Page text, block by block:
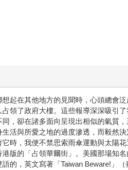
起在其他地方的見聞時，心頭總會
領了政府大樓。這些報導深深吸引
，卻在諸多面向呈現出相似的氣質
活與所愛之地的過度滲透，而毅然
時，我便不禁思索雨傘運動與太陽
版的「占領華爾街」。美國那場知
的，英文寫著「Taiwan Beware!」